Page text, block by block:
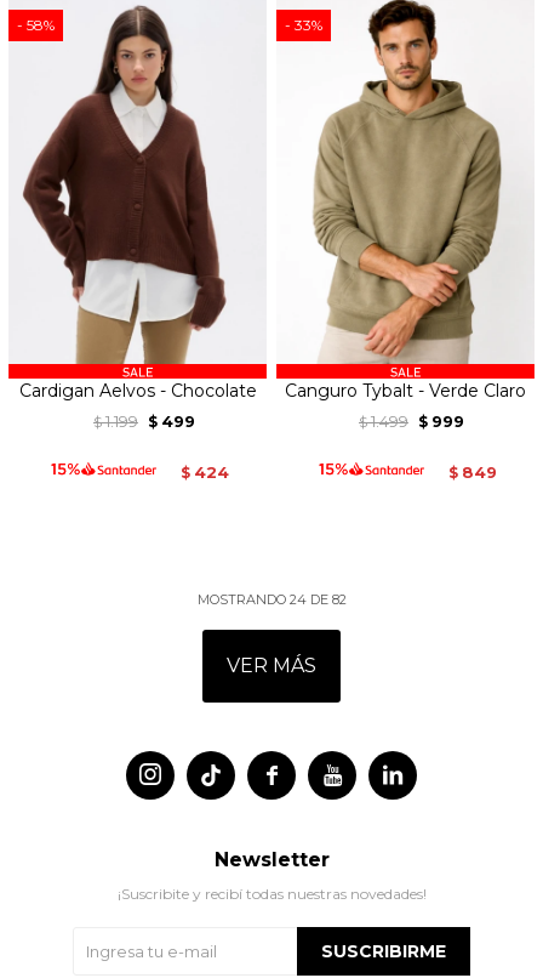
58
Cardigan Aelvos - Chocolate
$ 1.199 $ 499
$ 424
33
Canguro Tybalt - Verde Claro
$ 1.499 $ 999
$ 849
MOSTRANDO 24DE 82
VER MÁS
 
 
Newsletter
¡Suscribite y recibí todas nuestras novedades!
SUSCRIBIRME